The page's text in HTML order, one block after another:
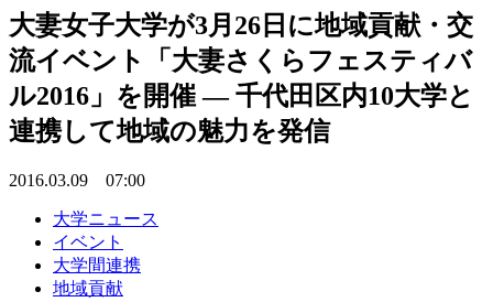
大妻女子大学が3月26日に地域貢献・交
流イベント「大妻さくらフェスティバ
ル2016」を開催 — 千代田区内10大学と
連携して地域の魅力を発信
2016.03.09 07:00
大学ニュース
イベント
大学間連携
地域貢献